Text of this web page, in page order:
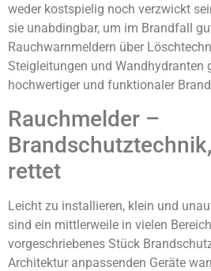
weder kostspielig noch verzwickt
sie unabdingbar, um im Brandfall
Rauchwarnmeldern über
Steigleitungen und Wandhydranten
hochwertiger und funktionaler
Rauchmelder –
rettet
Leicht zu installieren, klein und
sind ein mittlerweile in vielen
vorgeschriebenes Stück
Architektur anpassenden Geräte